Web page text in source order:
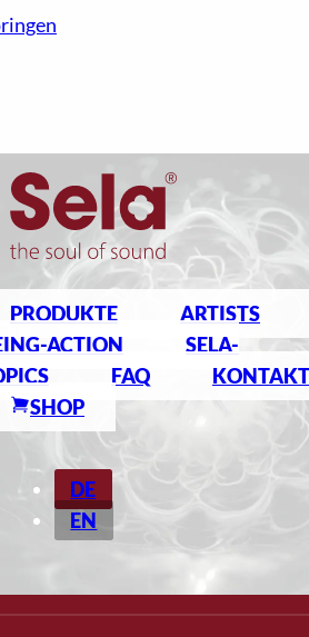
PRODUKTE ARTISTS
ACTION
SELA-
FAQ
KONTAKT
SHOP
DE
EN